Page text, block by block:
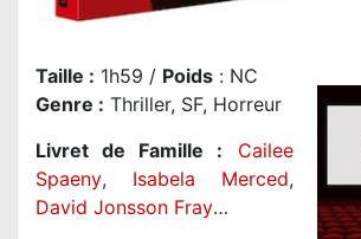
Taille : 1h59 / Poids : NC
Genre : Thriller, SF, Horreur
Livret de Famille :
Cailee
Spaeny, Isabela Merced,
David Jonsson Fray…